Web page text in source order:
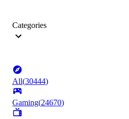
Categories
All(30444)
Gaming(24670)